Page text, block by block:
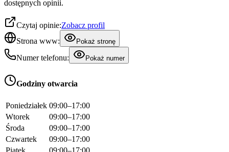
dostępnych opinii.
Czytaj opinie:Zobacz profil
Strona www:
Pokaż stronę
Numer telefonu: Pokaż numer
Godziny otwarcia
Poniedziałek 09:00–17:00
Wtorek
09:00–17:00
Środa
09:00–17:00
Czwartek
09:00–17:00
Piątek
09:00–17:00